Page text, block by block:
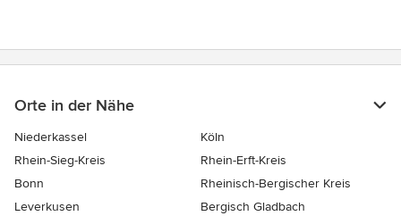
Orte in der Nähe
Niederkassel
Köln
Rhein-Sieg-Kreis
Rhein-Erft-Kreis
Bonn
Rheinisch-Bergischer Kreis
Leverkusen
Bergisch Gladbach